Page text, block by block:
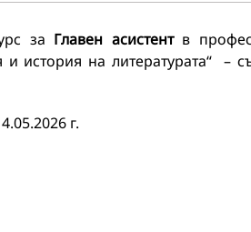
за Главен асистент в
история на литературата“ –
г.